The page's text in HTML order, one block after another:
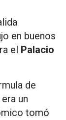
en buenos
el Palacio
de
un
tomó